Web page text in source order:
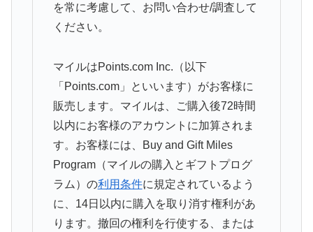
を常に考慮して、お問い合わせ/調査して
ください。
マイルはPoints.com Inc.（以下
「Points.com」といいます）がお客様に
販売します。マイルは、ご購入後72時間
以内にお客様のアカウントに加算されま
す。お客様には、Buy and Gift Miles
Program（マイルの購入とギフトプログ
ラム）の利用条件に規定されているよう
に、14日以内に購入を取り消す権利があ
ります。撤回の権利を行使する、または